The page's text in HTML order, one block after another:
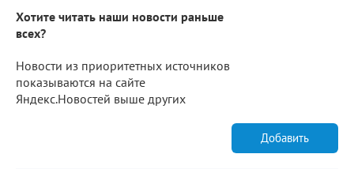
Хотите читать наши новости раньше
всех?
Новости из приоритетных источников
показываются на сайте
Яндекс.Новостей выше других
Добавить